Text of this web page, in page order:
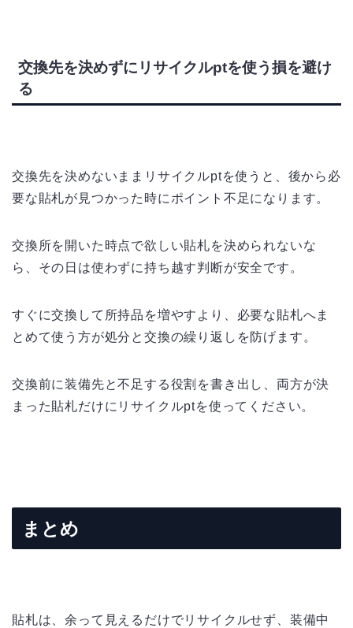
交換先を決めずにリサイクルptを使う損を避け
る
交換先を決めないままリサイクルptを使うと、後から必
要な貼札が見つかった時にポイント不足になります。
交換所を開いた時点で欲しい貼札を決められないな
ら、その日は使わずに持ち越す判断が安全です。
すぐに交換して所持品を増やすより、必要な貼札へま
とめて使う方が処分と交換の繰り返しを防げます。
交換前に装備先と不足する役割を書き出し、両方が決
まった貼札だけにリサイクルptを使ってください。
まとめ
貼札は、余って見えるだけでリサイクルせず、装備中